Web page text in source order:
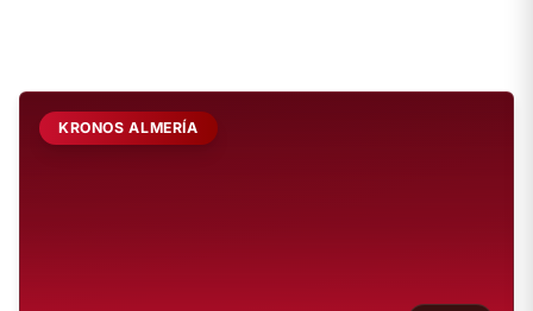
KRONOS ALMERÍA